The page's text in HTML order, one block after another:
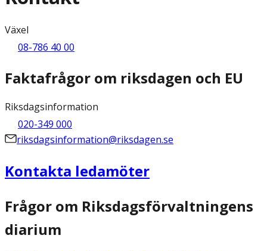
Växel
08-786 40 00
Faktafrågor om riksdagen och EU
Riksdagsinformation
020-349 000
riksdagsinformation@riksdagen.se
Kontakta ledamöter
Frågor om Riksdagsförvaltningens
diarium